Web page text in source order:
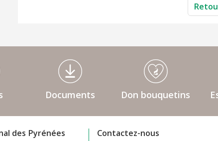
Documents Don bouquetins
des Pyrénées Contactez-nous